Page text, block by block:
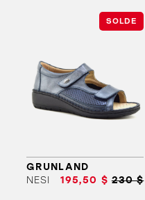
SOLDE
GRUNLAND
NESI
195,50 $ 230 $